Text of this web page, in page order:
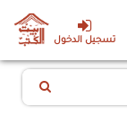
تسجيل الدخول